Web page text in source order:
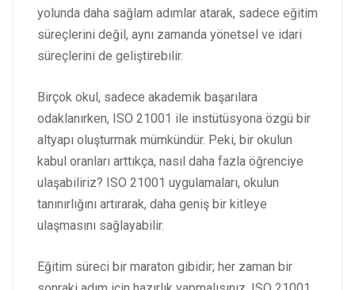
yolunda daha sağlam adımlar atarak, sadece eğitim
süreçlerini değil, aynı zamanda yönetsel ve idari
süreçlerini de geliştirebilir.
Birçok okul, sadece akademik başarılara
odaklanırken, ISO 21001 ile instütüsyona özgü bir
altyapı oluşturmak mümkündür. Peki, bir okulun
kabul oranları arttıkça, nasıl daha fazla öğrenciye
ulaşabiliriz? ISO 21001 uygulamaları, okulun
tanınırlığını artırarak, daha geniş bir kitleye
ulaşmasını sağlayabilir.
Eğitim süreci bir maraton gibidir; her zaman bir